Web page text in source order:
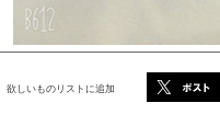
欲しいものリストに追加